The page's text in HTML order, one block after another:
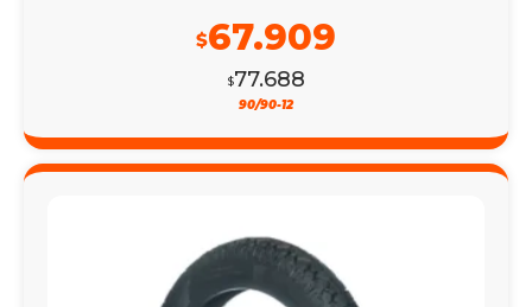
$77.688
$67.909
90/90-12